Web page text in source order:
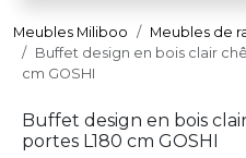
Meubles Miliboo Meubles de
Buffet design en bois clair
cm GOSHI
Buffet design en bois
portes L180 cm GOSHI